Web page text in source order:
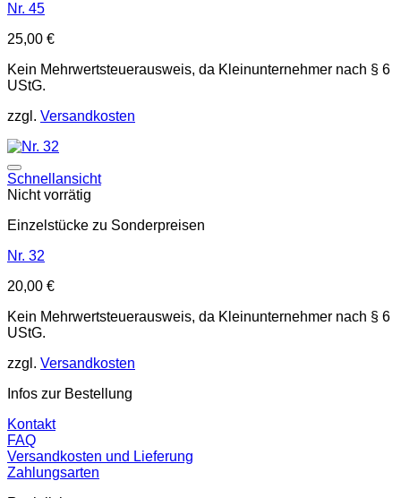
Nr. 45
25,00 €
Kein Mehrwertsteuerausweis, da Kleinunternehmer nach § 6
UStG.
zzgl. Versandkosten
Schnellansicht
Nicht vorrätig
Einzelstücke zu Sonderpreisen
Nr. 32
20,00 €
Kein Mehrwertsteuerausweis, da Kleinunternehmer nach § 6
UStG.
zzgl. Versandkosten
Infos zur Bestellung
Kontakt
FAQ
Versandkosten und Lieferung
Zahlungsarten